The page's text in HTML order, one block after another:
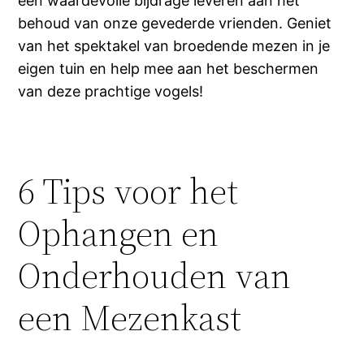
behoud van onze gevederde vrienden. Geniet
van het spektakel van broedende mezen in je
eigen tuin en help mee aan het beschermen
van deze prachtige vogels!
6 Tips voor het
Ophangen en
Onderhouden van
een Mezenkast